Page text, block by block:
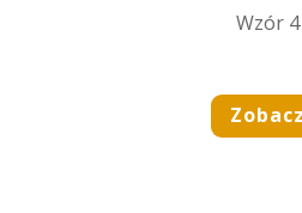
Wzór 4
Zobacz